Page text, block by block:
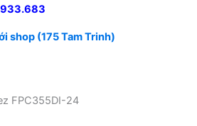
shop (175 Tam Trinh)
FPC355DI-24